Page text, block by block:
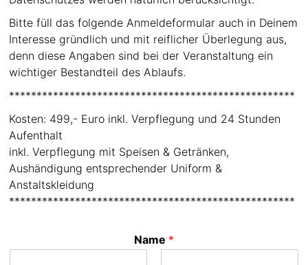
Bitte füll das folgende Anmeldeformular auch in Deinem
Interesse gründlich und mit reiflicher Überlegung aus,
denn diese Angaben sind bei der Veranstaltung ein
wichtiger Bestandteil des Ablaufs.
****************************************************
Kosten: 499,- Euro inkl. Verpflegung und 24 Stunden
Aufenthalt
inkl. Verpflegung mit Speisen & Getränken,
Aushändigung entsprechender Uniform &
Anstaltskleidung
****************************************************
Name *